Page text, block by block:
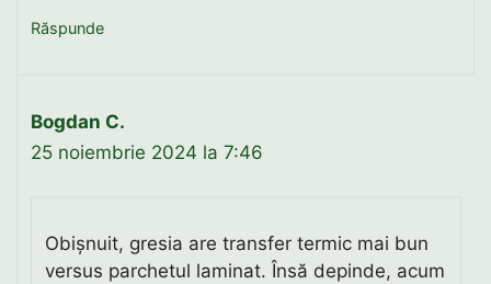
Răspunde
Bogdan C.
25 noiembrie 2024 la 7:46
Obișnuit, gresia are transfer termic mai bun
versus parchetul laminat. Însă depinde, acum